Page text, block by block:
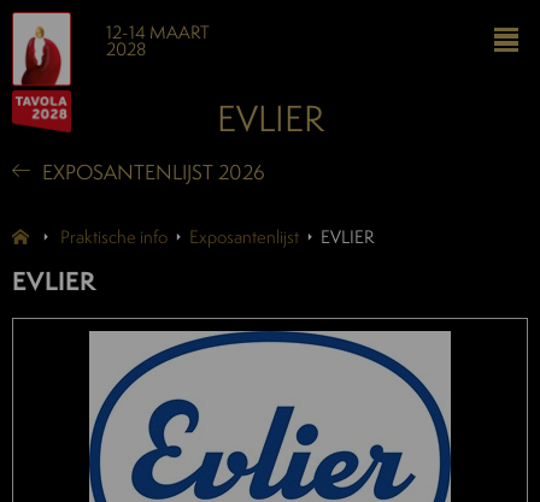
12-14 MAART
2028
EVLIER
EXPOSANTENLIJST 2026
Praktische info Exposantenlijst EVLIER
EVLIER